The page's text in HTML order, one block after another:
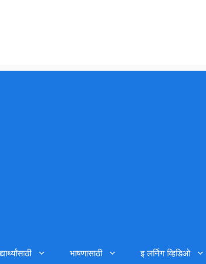
भाषणासाठी इ लर्निग व्हिडिओ